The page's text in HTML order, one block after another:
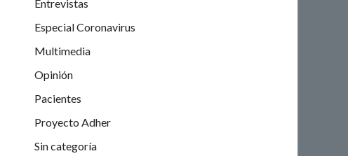
Entrevistas
Especial Coronavirus
Multimedia
Opinión
Pacientes
Proyecto Adher
Sin categoría